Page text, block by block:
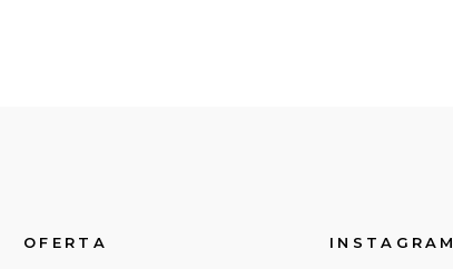
OFERTA INSTAGRAM